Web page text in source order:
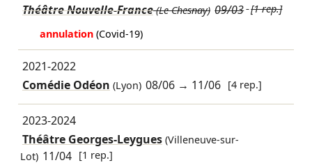
Théâtre Nouvelle-France(Le Chesnay) 09/03 [1 rep.]
annulation (Covid-19)
2021-2022
Comédie Odéon (Lyon) 08/06 → 11/06 [4 rep.]
2023-2024
Théâtre Georges-Leygues(Villeneuve-sur-
Lot) 11/04 [1 rep.]